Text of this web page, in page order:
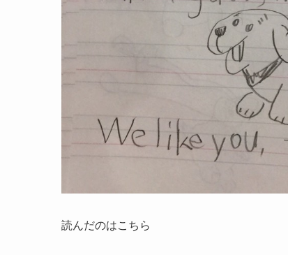
読んだのはこちら